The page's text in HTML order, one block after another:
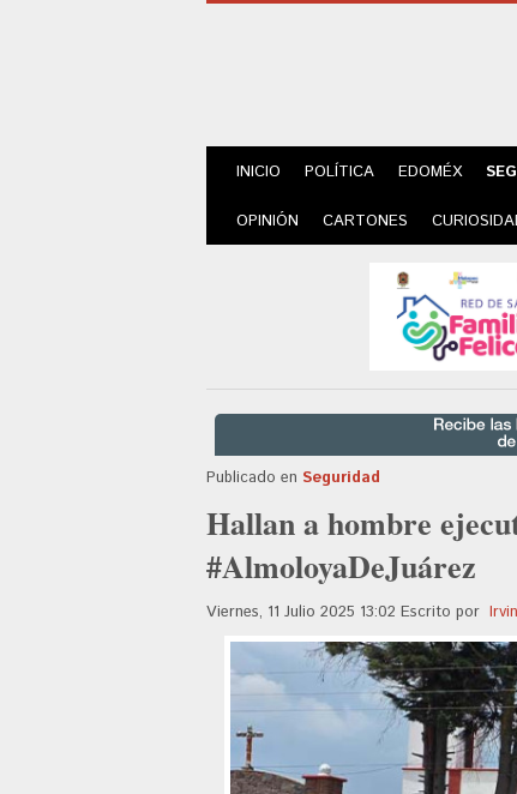
INICIO POLÍTICA EDOMÉX
OPINIÓN CARTONES
Publicado en Seguridad
Hallan a hombre
#AlmoloyaDeJuárez
Viernes, 11 Julio 2025 13:02 Escrito por